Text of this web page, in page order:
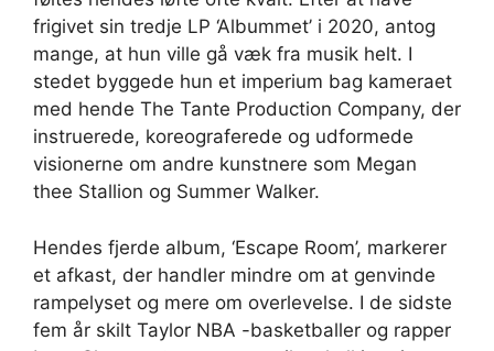
frigivet sin tredje LP ‘Albummet’ i 2020, antog
mange, at hun ville gå væk fra musik helt. I
stedet byggede hun et imperium bag kameraet
med hende The Tante Production Company, der
instruerede, koreograferede og udformede
visionerne om andre kunstnere som Megan
thee Stallion og Summer Walker.
Hendes fjerde album, ‘Escape Room’, markerer
et afkast, der handler mindre om at genvinde
rampelyset og mere om overlevelse. I de sidste
fem år skilt Taylor NBA -basketballer og rapper